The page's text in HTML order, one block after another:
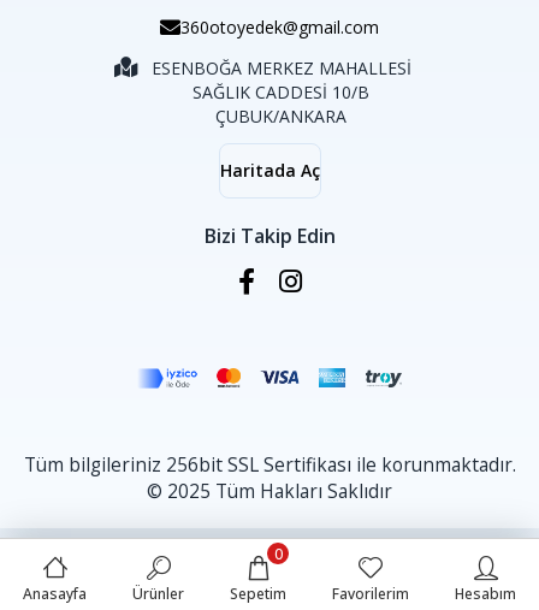
360otoyedek@gmail.com
ESENBOĞA MERKEZ MAHALLESİ
SAĞLIK CADDESİ 10/B
ÇUBUK/ANKARA
Haritada Aç
Bizi Takip Edin
Tüm bilgileriniz 256bit SSL Sertifikası ile korunmaktadır.
© 2025 Tüm Hakları Saklıdır
Anasayfa Ürünler Sepetim
0
Favorilerim
Hesabım